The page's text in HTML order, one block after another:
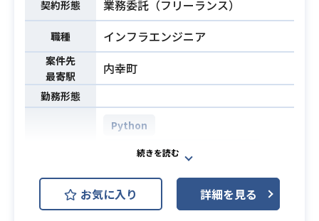
契約形態 業務委託（フリーランス）
職種 インフラエンジニア
案件先
最寄駅
内幸町
勤務形態
Python
AWS (Amazon Web Services)
AWS Lambda
チャットボット 新規開発支援に携わ
お気に入り 詳細を見る